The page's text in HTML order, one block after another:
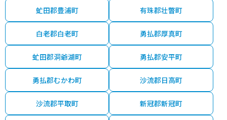
虻田郡豊浦町 有珠郡壮瞥町
白老郡白老町 勇払郡厚真町
虻田郡洞爺湖町 勇払郡安平町
勇払郡むかわ町 沙流郡日高町
沙流郡平取町 新冠郡新冠町